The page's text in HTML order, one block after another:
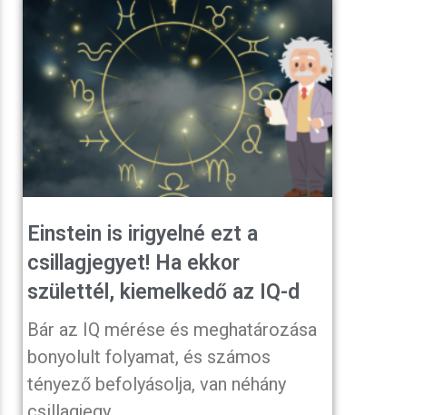
Einstein is irigyelné ezt a
csillagjegyet! Ha ekkor
születtél, kiemelkedő az IQ-d
Bár az IQ mérése és meghatározása
bonyolult folyamat, és számos
tényező befolyásolja, van néhány